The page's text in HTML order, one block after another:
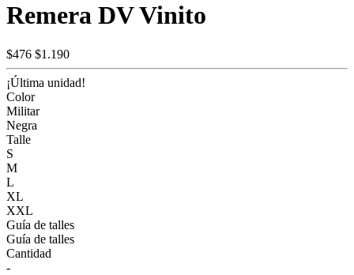
Remera DV Vinito
$476 $1.190
¡Última unidad!
Color
Militar
Negra
Talle
S
M
L
XL
XXL
Guía de talles
Guía de talles
Cantidad
-